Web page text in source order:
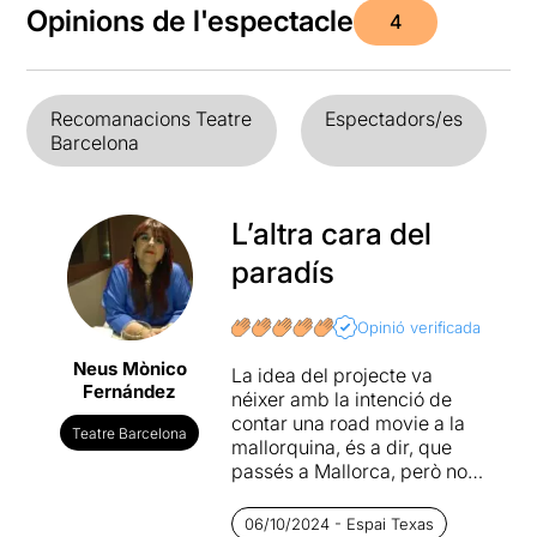
Opinions de l'espectacle 4
Recomanacions Teatre
Barcelona
Espectadors/es
Neus Mònico
Fernández
Teatre Barcelona
L’altra cara del
paradís
Opinió verificada
La idea del projecte va
néixer amb la intenció de
contar una road movie a la
mallorquina, és a dir, que
passés a Mallorca, però no
i idíl·lica, primer destí de fora
06/10/2024 - Espai Texas